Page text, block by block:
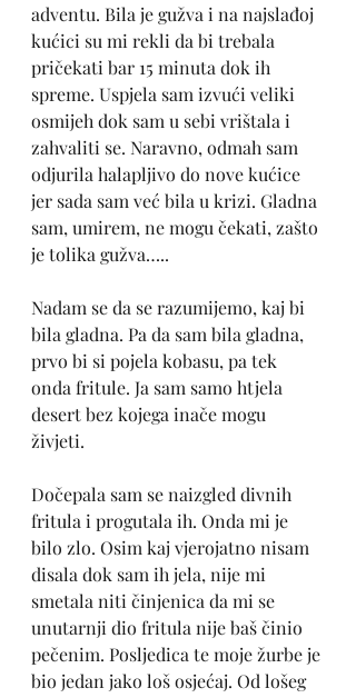
adventu. Bila je gužva i na najslađoj
kućici su mi rekli da bi trebala
pričekati bar 15 minuta dok ih
spreme. Uspjela sam izvući veliki
osmijeh dok sam u sebi vrištala i
zahvaliti se. Naravno, odmah sam
odjurila halapljivo do nove kućice
jer sada sam već bila u krizi. Gladna
sam, umirem, ne mogu čekati, zašto
je tolika gužva…..
Nadam se da se razumijemo, kaj bi
bila gladna. Pa da sam bila gladna,
prvo bi si pojela kobasu, pa tek
onda fritule. Ja sam samo htjela
desert bez kojega inače mogu
živjeti.
Dočepala sam se naizgled divnih
fritula i progutala ih. Onda mi je
bilo zlo. Osim kaj vjerojatno nisam
disala dok sam ih jela, nije mi
smetala niti činjenica da mi se
unutarnji dio fritula nije baš činio
pečenim. Posljedica te moje žurbe je
bio jedan jako loš osjećaj. Od lošeg